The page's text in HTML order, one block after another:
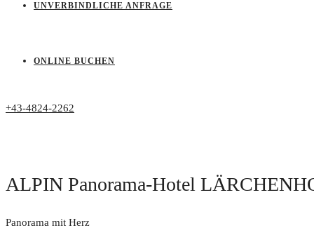
UNVERBINDLICHE ANFRAGE
ONLINE BUCHEN
+43-4824-2262
ALPIN Panorama-Hotel
Panorama mit Herz